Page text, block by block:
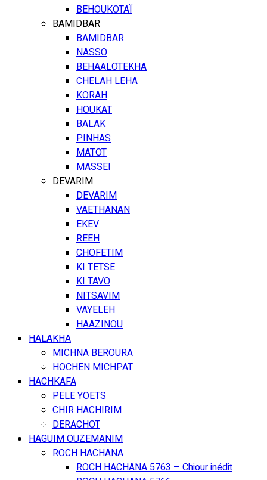
BEHOUKOTAÏ
BAMIDBAR
BAMIDBAR
NASSO
BEHAALOTEKHA
CHELAH LEHA
KORAH
HOUKAT
BALAK
PINHAS
MATOT
MASSEI
DEVARIM
DEVARIM
VAETHANAN
EKEV
REEH
CHOFETIM
KI TETSE
KI TAVO
NITSAVIM
VAYELEH
HAAZINOU
HALAKHA
MICHNA BEROURA
HOCHEN MICHPAT
HACHKAFA
PELE YOETS
CHIR HACHIRIM
DERACHOT
HAGUIM OUZEMANIM
ROCH HACHANA
ROCH HACHANA 5763 – Chiour inédit